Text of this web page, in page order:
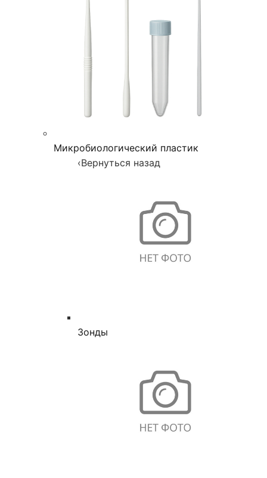
Микробиологический пластик
‹Вернуться назад
Зонды